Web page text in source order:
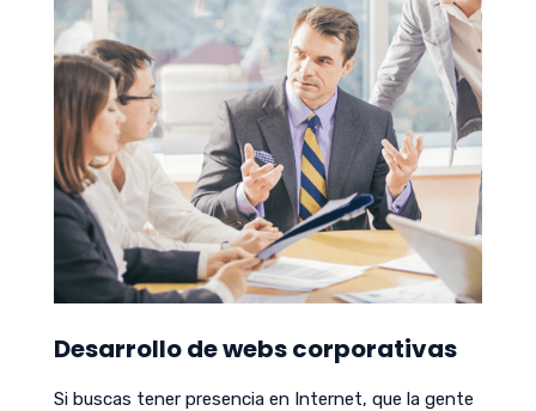
Desarrollo de webs corporativas
Si buscas tener presencia en Internet, que la gente